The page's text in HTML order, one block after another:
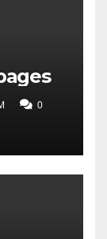
pages
0